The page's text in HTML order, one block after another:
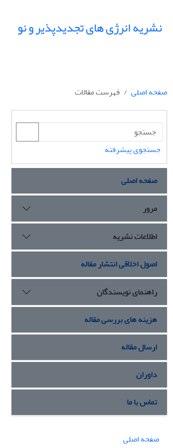
نشریه انرژی های تجدیدپذیر و نو
صفحه اصلی
فهرست مقالات
جستجوی پیشرفته
صفحه اصلی
مرور
اطلاعات نشریه
اصول اخلاقی انتشار مقاله
راهنمای نویسندگان
هزینه های بررسی مقاله
ارسال مقاله
داوران
تماس با ما
صفحه اصلی